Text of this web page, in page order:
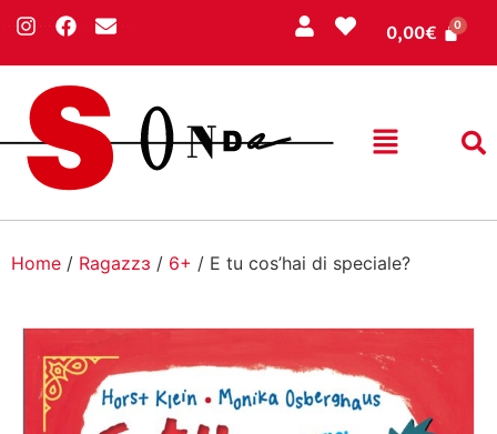
0,00€
Home / Ragazzɜ / 6+ / E tu cos’hai di speciale?